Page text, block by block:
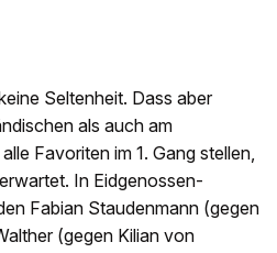
Seltenheit. Dass aber
als auch am
Favoriten im 1. Gang stellen,
In Eidgenossen-
Fabian Staudenmann (gegen
(gegen Kilian von